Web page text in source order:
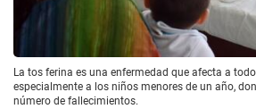
La tos ferina es una enfermedad que afecta a
especialmente a los niños menores de un año,
número de fallecimientos.